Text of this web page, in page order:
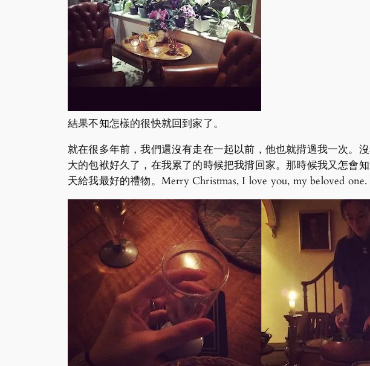
結果不知怎樣的很快就回到家了。
就在很多年前，我們還沒有走在一起以前，他也就揹過我一次。
大的包袱好久了，在我累了的時候把我揹回家。那時候我又怎會
天給我最好的禮物。Merry Christmas, I love you, my beloved one.